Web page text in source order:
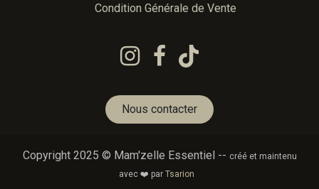
Condition Générale de Vente
Nous contacter
Copyright 2025 © Mam'zelle Essentiel -- créé et maintenu
avec ❤️ par Tsarion